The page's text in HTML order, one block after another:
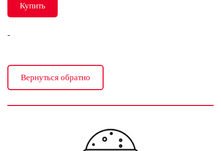
Купить
-
Вернуться обратно